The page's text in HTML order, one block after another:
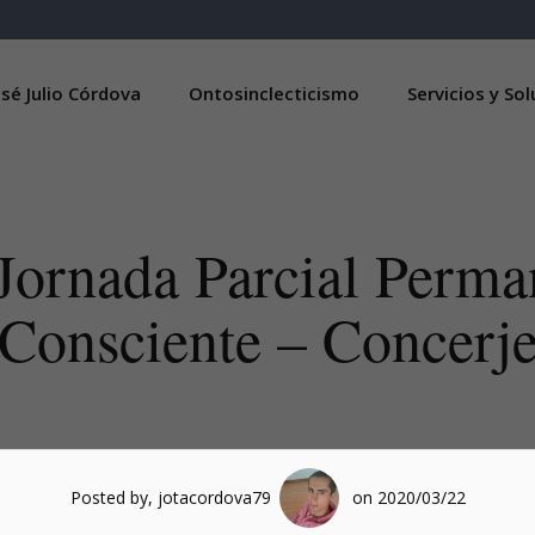
Julio Córdova Ontosinclecticismo Servicios y
Parcial
Consciente –
Posted by, jotacordova79 on 2020/03/22